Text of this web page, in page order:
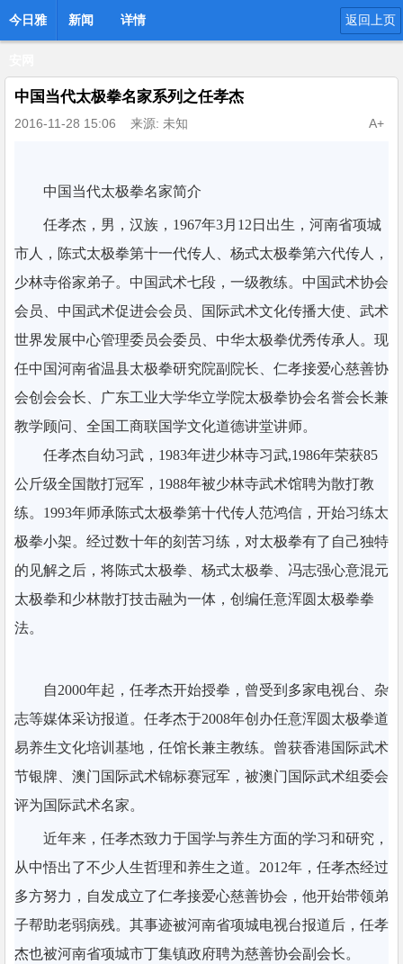
今日雅 新闻 详情 返回上页
中国当代太极拳名家系列之任孝杰
2016-11-28 15:06 来源: 未知 A+
中国当代太极拳名家简介
任孝杰，男，汉族，1967年3月12日出生，河南省项城
市人，陈式太极拳第十一代传人、杨式太极拳第六代传人，
少林寺俗家弟子。中国武术七段，一级教练。中国武术协会
会员、中国武术促进会会员、国际武术文化传播大使、武术
世界发展中心管理委员会委员、中华太极拳优秀传承人。现
任中国河南省温县太极拳研究院副院长、仁孝接爱心慈善协
会创会会长、广东工业大学华立学院太极拳协会名誉会长兼
教学顾问、全国工商联国学文化道德讲堂讲师。
任孝杰自幼习武，1983年进少林寺习武,1986年荣获85
公斤级全国散打冠军，1988年被少林寺武术馆聘为散打教
练。1993年师承陈式太极拳第十代传人范鸿信，开始习练太
极拳小架。经过数十年的刻苦习练，对太极拳有了自己独特
的见解之后，将陈式太极拳、杨式太极拳、冯志强心意混元
太极拳和少林散打技击融为一体，创编任意浑圆太极拳拳
法。
自2000年起，任孝杰开始授拳，曾受到多家电视台、杂
志等媒体采访报道。任孝杰于2008年创办任意浑圆太极拳道
易养生文化培训基地，任馆长兼主教练。曾获香港国际武术
节银牌、澳门国际武术锦标赛冠军，被澳门国际武术组委会
评为国际武术名家。
近年来，任孝杰致力于国学与养生方面的学习和研究，
从中悟出了不少人生哲理和养生之道。2012年，任孝杰经过
多方努力，自发成立了仁孝接爱心慈善协会，他开始带领弟
子帮助老弱病残。其事迹被河南省项城电视台报道后，任孝
杰也被河南省项城市丁集镇政府聘为慈善协会副会长。